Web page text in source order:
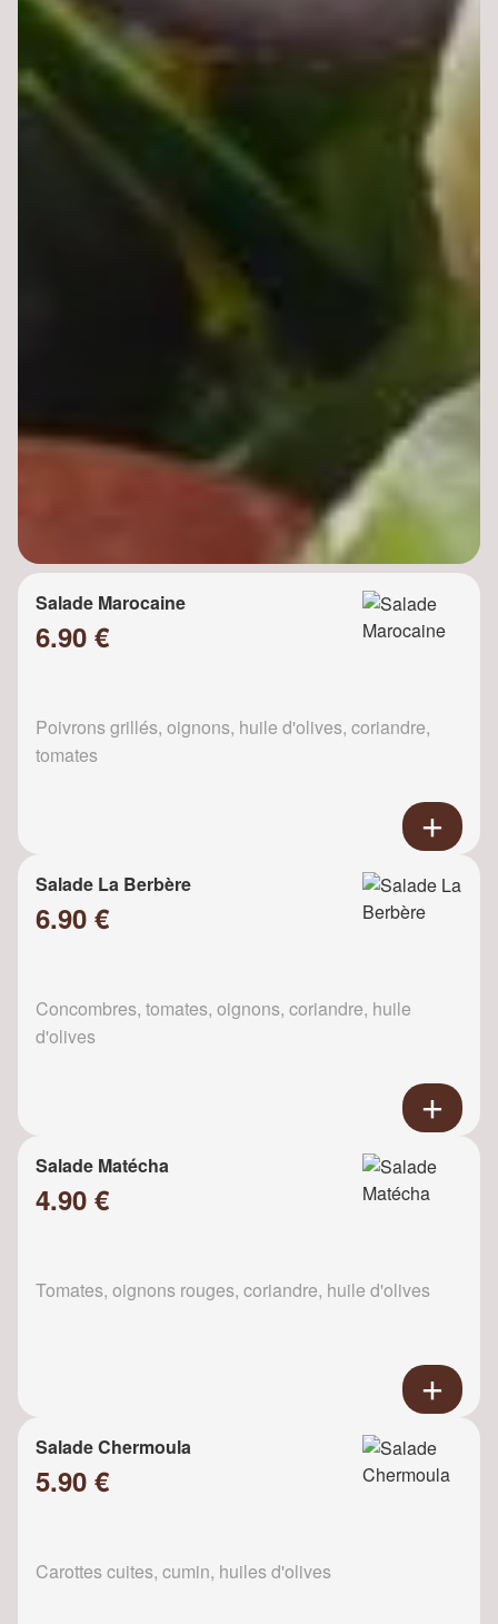
Salade Marocaine
6.90 €
Poivrons grillés, oignons, huile d'olives, coriandre,
tomates
Salade La Berbère
6.90 €
Concombres, tomates, oignons, coriandre, huile
d'olives
Salade Matécha
4.90 €
Tomates, oignons rouges, coriandre, huile d'olives
Salade Chermoula
5.90 €
Carottes cuites, cumin, huiles d'olives